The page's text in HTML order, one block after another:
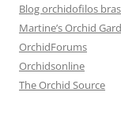
Blog orchidofilos
Martine’s Orchid
OrchidForums
Orchidsonline
The Orchid Source